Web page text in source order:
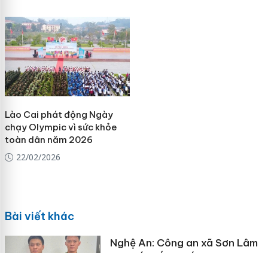
Lào Cai phát động Ngày
chạy Olympic vì sức khỏe
toàn dân năm 2026
22/02/2026
Bài viết khác
Nghệ An: Công an xã Sơn Lâm